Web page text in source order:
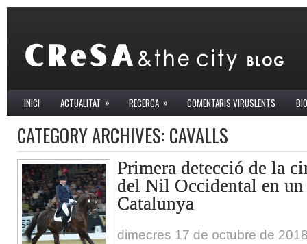
INICI ACTUALITAT » RECERCA » COMENTARIS VIRUSLENTS
CATEGORY ARCHIVES: CAVALLS
Primera detecció de la
del Nil Occidental en
Catalunya
dimecres 17 de octubre de